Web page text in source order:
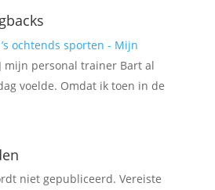
ochtends sporten - Mijn
personal trainer Bart al
voelde. Omdat ik toen in de
niet gepubliceerd. Vereiste